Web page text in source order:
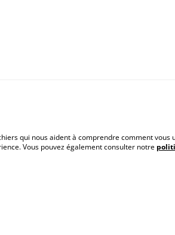
qui nous aident à comprendre comment vous
Vous pouvez également consulter notre